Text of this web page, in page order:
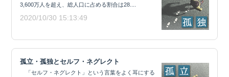
3,600万人を超え、総人口に占める割合は28....
2020/10/30 15:13:49
孤立・孤独とセルフ・ネグレクト
「セルフ・ネグレクト」という言葉をよく耳にする